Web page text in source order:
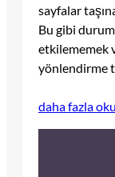
sayfalar
Bu gibi
etkilememek
yönlendirme
daha fazla